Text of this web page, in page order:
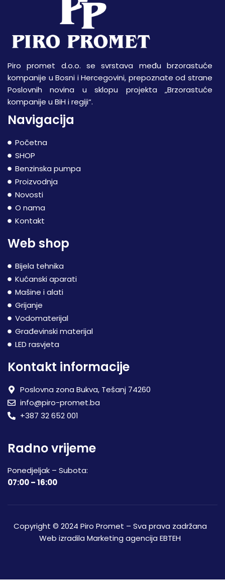
Piro promet d.o.o. se svrstava među brzorastuće
kompanije u Bosni i Hercegovini, prepoznate od strane
Poslovnih novina u sklopu projekta „Brzorastuće
kompanije u BiH i regiji“.
Navigacija
Početna
SHOP
Benzinska pumpa
Proizvodnja
Novosti
O nama
Kontakt
Web shop
Bijela tehnika
Kućanski aparati
Mašine i alati
Grijanje
Vodomaterijal
Građevinski materijal
LED rasvjeta
Kontakt informacije
Poslovna zona Bukva, Tešanj 74260
info@piro-promet.ba
+387 32 652 001
Radno vrijeme
Ponedjeljak – Subota:
07:00 – 16:00
Copyright © 2024 Piro Promet – Sva prava zadržana
Web izradila Marketing agencija EBTEH